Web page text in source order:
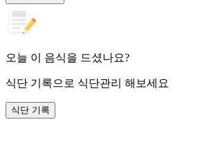
오늘 이 음식을 드셨나요?
식단 기록으로 식단관리 해보세요
식단 기록